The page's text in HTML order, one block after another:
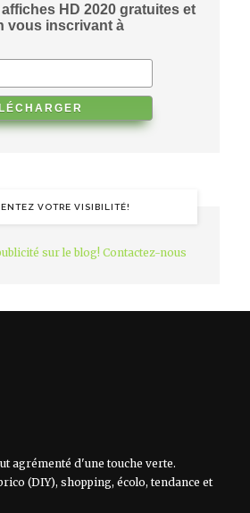
HD 2020 gratuites et
vous inscrivant à
VOTRE VISIBILITÉ!
agrémenté d'une touche verte.
(DIY), shopping, écolo, tendance et